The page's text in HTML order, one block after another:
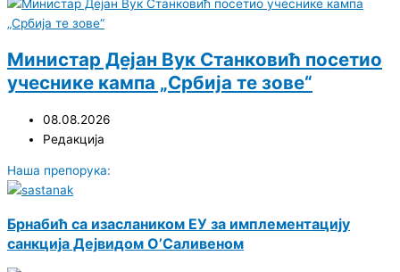
Министар Дејан Вук Станковић посетио
учеснике кампа „Србија те зове“
08.08.2026
Редакција
Наша препорука:
Брнабић са изаслаником ЕУ за имплементацију
санкција Дејвидом О’Саливеном